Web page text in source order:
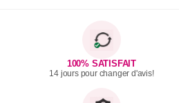
100% SATISFAIT
14 jours pour changer d'avis!